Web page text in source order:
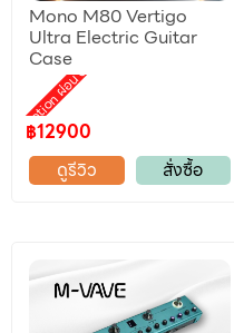
Mono M80 Vertigo
Ultra Electric Guitar
Case
Promotion ผ่อน 0%
฿12900
ดูรีวิว
สั่งซื้อ